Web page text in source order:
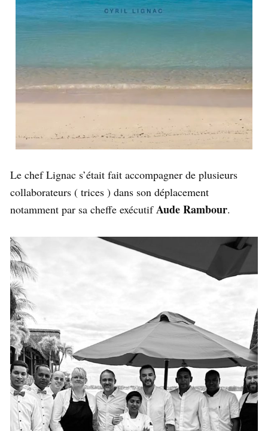
Le chef Lignac s’était fait accompagner de plusieurs
collaborateurs ( trices ) dans son déplacement
notamment par sa cheffe exécutifAude Rambour.